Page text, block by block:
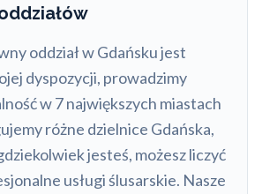
oddział w Gdańsku jest
dyspozycji, prowadzimy
w 7 największych miastach
różne dzielnice Gdańska,
jesteś, możesz liczyć
usługi ślusarskie. Nasze